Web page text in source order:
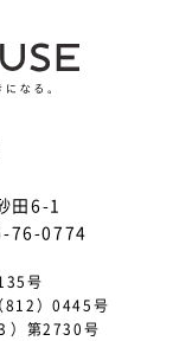
田6-1
76-0774
号
812）0445号
）第2730号